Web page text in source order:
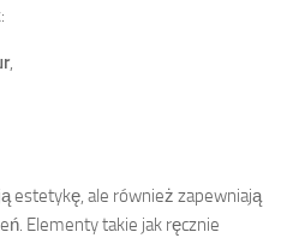
,
estetykę, ale również zapewniają
Elementy takie jak ręcznie